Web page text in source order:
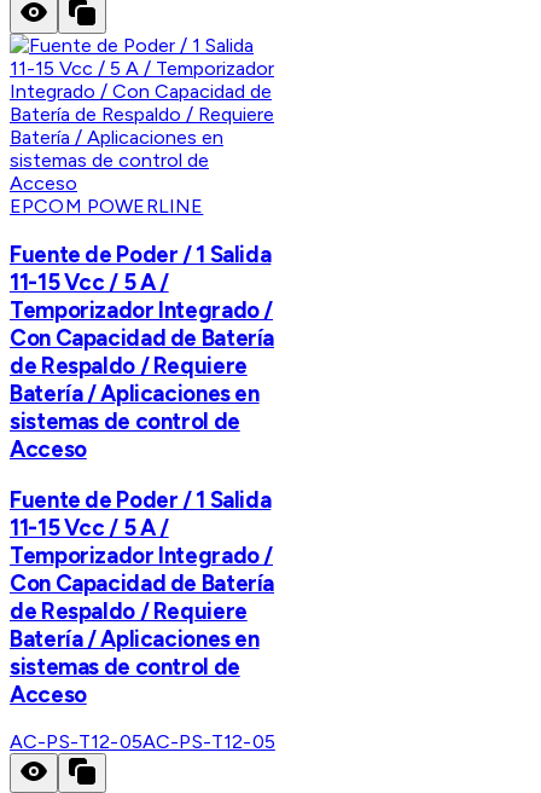
EPCOM POWERLINE
Fuente de Poder / 1 Salida
11-15 Vcc / 5 A /
Temporizador Integrado /
Con Capacidad de Batería
de Respaldo / Requiere
Batería / Aplicaciones en
sistemas de control de
Acceso
Fuente de Poder / 1 Salida
11-15 Vcc / 5 A /
Temporizador Integrado /
Con Capacidad de Batería
de Respaldo / Requiere
Batería / Aplicaciones en
sistemas de control de
Acceso
AC-PS-T12-05AC-PS-T12-05